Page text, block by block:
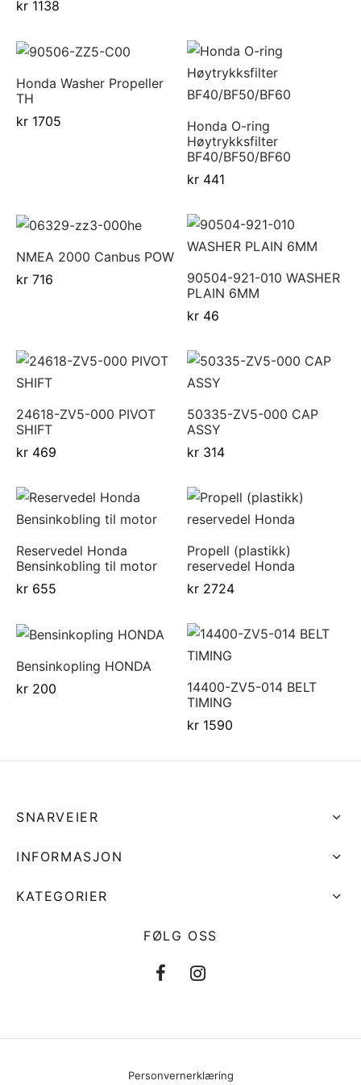
kr 1138
Honda Washer Propeller
TH
kr 1705
Honda O-ring
Høytrykksfilter
BF40/BF50/BF60
kr441
NMEA 2000 Canbus POW
kr 716
90504-921-010 WASHER
PLAIN 6MM
kr46
24618-ZV5-000 PIVOT
SHIFT
kr 469
50335-ZV5-000 CAP
ASSY
kr314
Reservedel Honda
Bensinkobling til motor
kr 655
Propell (plastikk)
reservedel Honda
kr2724
Bensinkopling HONDA
kr 200
14400-ZV5-014 BELT
TIMING
kr1590
SNARVEIER
INFORMASJON
KATEGORIER
FØLG OSS
Personvernerklæring
Atlantic
Lydisolasjon
o.l
m.utstyr
m.utstyr
og baugpropell m.utstyr
hengsler og luker
utstyr
Yanmar motor/drev